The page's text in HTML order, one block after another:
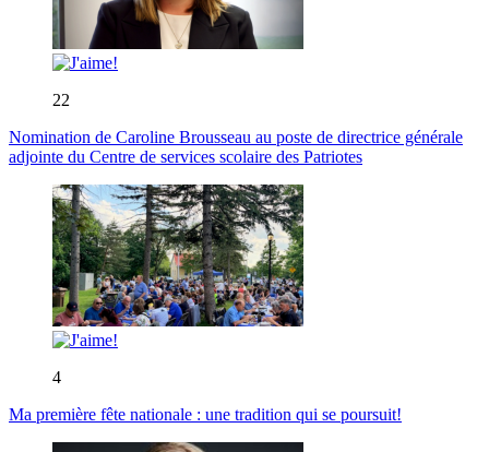
22
Nomination de Caroline Brousseau au poste de directrice générale
adjointe du Centre de services scolaire des Patriotes
4
Ma première fête nationale : une tradition qui se poursuit!